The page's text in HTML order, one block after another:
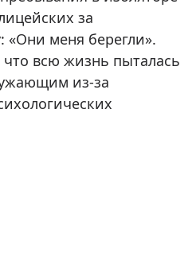
за
«Они меня берегли».
всю жизнь пыталась
из-за